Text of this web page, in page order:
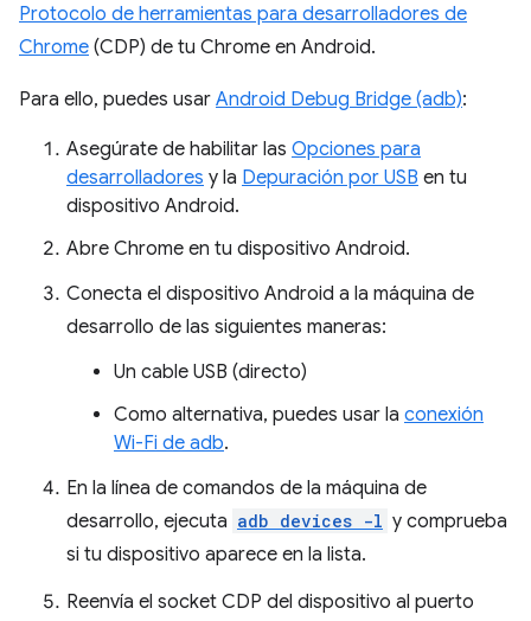
Protocolo de herramientas para desarrolladores de
Chrome (CDP) de tu Chrome en Android.
Para ello, puedes usar Android Debug Bridge (adb):
Asegúrate de habilitar las Opciones para
desarrolladores y la Depuración por USB en tu
dispositivo Android.
Abre Chrome en tu dispositivo Android.
Conecta el dispositivo Android a la máquina de
desarrollo de las siguientes maneras:
Un cable USB (directo)
Como alternativa, puedes usar la conexión
Wi-Fi de adb.
En la línea de comandos de la máquina de
desarrollo, ejecuta adb devices -l y comprueba
si tu dispositivo aparece en la lista.
Reenvía el socket CDP del dispositivo al puerto